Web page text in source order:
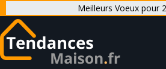
Meilleurs Voeux pour